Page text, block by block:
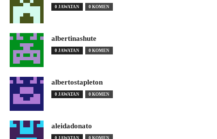
0 JAWATAN 0 KOMEN
albertinashute
0 JAWATAN 0 KOMEN
albertostapleton
0 JAWATAN 0 KOMEN
aleidadonato
0 JAWATAN 0 KOMEN